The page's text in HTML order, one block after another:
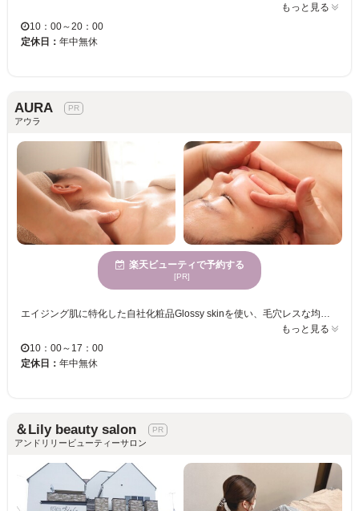
もっと見る
10：00～20：00
定休日： 年中無休
AURA
アウラ
楽天ビューティで予約する
[PR]
もっと見る
10：00～17：00
定休日： 年中無休
＆Lily beauty salon
アンドリリービューティーサロン